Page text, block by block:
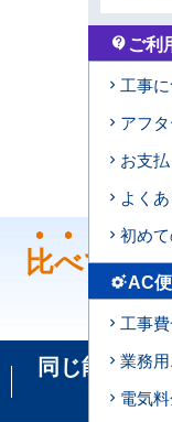
比べてく
同じ能力の
contact_support ご利
工事
アフ
お支
よく
初め
settings_suggestAC
工事
業務
電気